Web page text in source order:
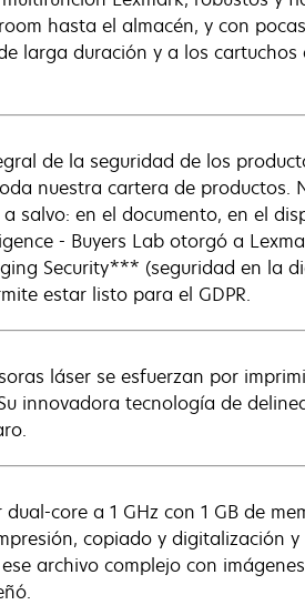
hasta el almacén, y con
larga duración y a los
de la seguridad de los
nuestra cartera de productos.
salvo: en el documento, en el
- Buyers Lab otorgó a
Security*** (seguridad en la
estar listo para el GDPR.
láser se esfuerzan por
innovadora tecnología de
dual-core a 1 GHz con 1 GB de
copiado y digitalización
archivo complejo con